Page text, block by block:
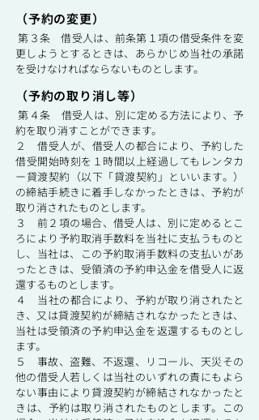
（予約の変更）
第３条 借受人は、前条第１項の借受条件を変
更しようとするときは、あらかじめ当社の承諾
を受けなければならないものとします。
（予約の取り消し等）
第４条 借受人は、別に定める方法により、予
約を取り消すことができます。
２ 借受人が、借受人の都合により、予約した
借受開始時刻を１時間以上経過してもレンタカ
ー貸渡契約（以下「貸渡契約」といいます。）
の締結手続きに着手しなかったときは、予約が
取り消されたものとします。
３ 前２項の場合、借受人は、別に定めるとこ
ろにより予約取消手数料を当社に支払うものと
し、当社は、この予約取消手数料の支払いがあ
ったときは、受領済の予約申込金を借受人に返
還するものとします。
４ 当社の都合により、予約が取り消されたと
き、又は貸渡契約が締結されなかったときは、
当社は受領済の予約申込金を返還するものとし
ます。
５ 事故、盗難、不返還、リコール、天災その
他の借受人若しくは当社のいずれの責にもよら
ない事由により貸渡契約が締結されなかったと
きは、予約は取り消されたものとします。この